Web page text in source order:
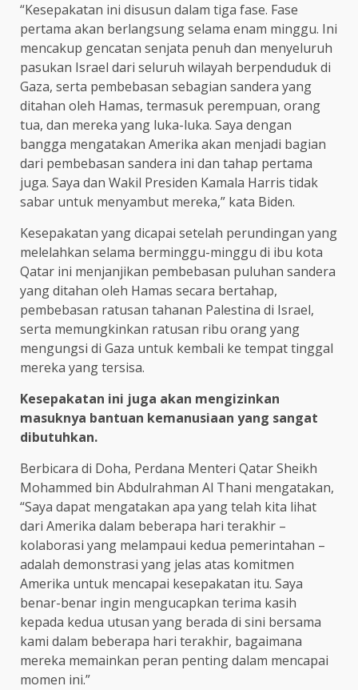
“Kesepakatan ini disusun dalam tiga fase. Fase
pertama akan berlangsung selama enam minggu. Ini
mencakup gencatan senjata penuh dan menyeluruh
pasukan Israel dari seluruh wilayah berpenduduk di
Gaza, serta pembebasan sebagian sandera yang
ditahan oleh Hamas, termasuk perempuan, orang
tua, dan mereka yang luka-luka. Saya dengan
bangga mengatakan Amerika akan menjadi bagian
dari pembebasan sandera ini dan tahap pertama
juga. Saya dan Wakil Presiden Kamala Harris tidak
sabar untuk menyambut mereka,” kata Biden.
Kesepakatan yang dicapai setelah perundingan yang
melelahkan selama berminggu-minggu di ibu kota
Qatar ini menjanjikan pembebasan puluhan sandera
yang ditahan oleh Hamas secara bertahap,
pembebasan ratusan tahanan Palestina di Israel,
serta memungkinkan ratusan ribu orang yang
mengungsi di Gaza untuk kembali ke tempat tinggal
mereka yang tersisa.
Kesepakatan ini juga akan mengizinkan
masuknya bantuan kemanusiaan yang sangat
dibutuhkan.
Berbicara di Doha, Perdana Menteri Qatar Sheikh
Mohammed bin Abdulrahman Al Thani mengatakan,
“Saya dapat mengatakan apa yang telah kita lihat
dari Amerika dalam beberapa hari terakhir –
kolaborasi yang melampaui kedua pemerintahan –
adalah demonstrasi yang jelas atas komitmen
Amerika untuk mencapai kesepakatan itu. Saya
benar-benar ingin mengucapkan terima kasih
kepada kedua utusan yang berada di sini bersama
kami dalam beberapa hari terakhir, bagaimana
mereka memainkan peran penting dalam mencapai
momen ini.”